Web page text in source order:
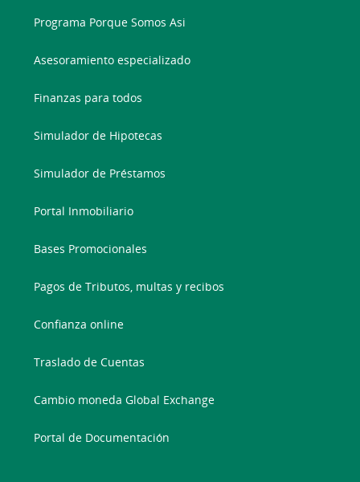
Programa Porque Somos Asi
Asesoramiento especializado
Finanzas para todos
Simulador de Hipotecas
Simulador de Préstamos
Portal Inmobiliario
Bases Promocionales
Pagos de Tributos, multas y recibos
Confianza online
Traslado de Cuentas
Cambio moneda Global Exchange
Portal de Documentación